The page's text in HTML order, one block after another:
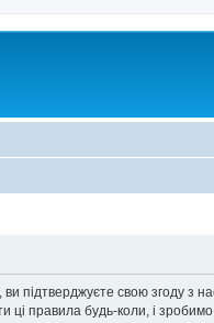
підтверджуєте свою згоду з
правила будь-коли, і